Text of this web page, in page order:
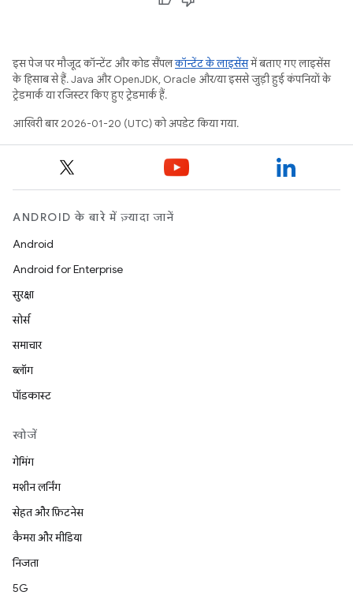
इस पेज पर मौजूद कॉन्टेंट और कोड सैंपलकॉन्टेंट के लाइसेंसमें बताए गए लाइसेंस
के हिसाब से हैं. Java और OpenJDK, Oracle और/या इससे जुड़ी हुई कंपनियों के
ट्रेडमार्क या रजिस्टर किए हुए ट्रेडमार्क हैं.
आखिरी बार 2026-01-20 (UTC) को अपडेट किया गया.
ANDROID के बारे में ज़्यादा जानें
Android
Android for Enterprise
सुरक्षा
सोर्स
समाचार
ब्लॉग
पॉडकास्ट
खोजें
गेमिंग
मशीन लर्निंग
सेहत और फ़िटनेस
कैमरा और मीडिया
निजता
5G